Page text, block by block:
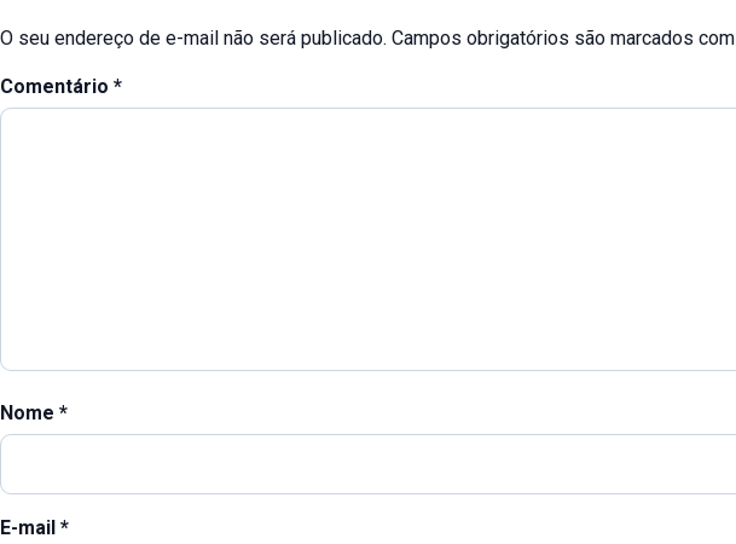
O seu endereço de e-mail não será publicado. Campos obrigatórios são marcados com
Comentário *
Nome *
E-mail *